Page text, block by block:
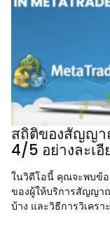
สถิติของสัญญ
4/5 อย่างละเอี
ในวิดีโอนี้ คุณจะพบข้อ
ของผู้ให้บริการสัญญา
บ้าง และวิธีการวิเคร